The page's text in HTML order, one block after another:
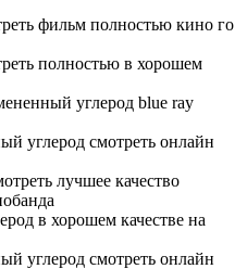
фильм полностью кино го
полностью в хорошем
углерод blue ray
углерод смотреть онлайн
лучшее качество
в хорошем качестве на
углерод смотреть онлайн